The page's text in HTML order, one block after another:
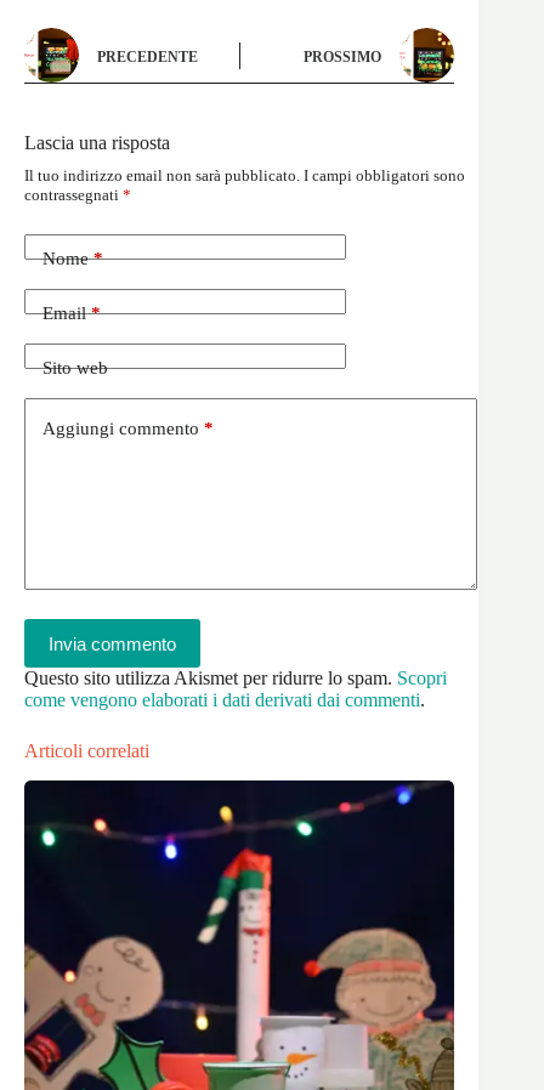
PRECEDENTE PROSSIMO
Lascia una risposta
Il tuo indirizzo email non sarà pubblicato. I campi obbligatori sono
contrassegnati *
Nome*
Email*
Sito web
Aggiungi commento *
Invia commento
Questo sito utilizza Akismet per ridurre lo spam. Scopri
come vengono elaborati i dati derivati dai commenti.
Articoli correlati